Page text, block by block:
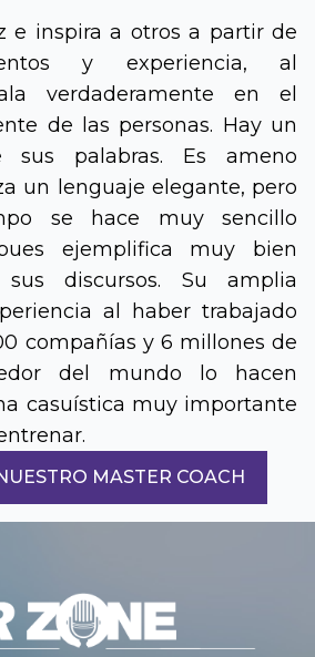
e inspira a otros a partir de
y experiencia, al
verdaderamente en el
de las personas. Hay un
palabras. Es ameno
un lenguaje elegante, pero
se hace muy sencillo
ejemplifica muy bien
discursos. Su amplia
al haber trabajado
compañías y 6 millones de
del mundo lo hacen
casuística muy importante
MASTER COACH